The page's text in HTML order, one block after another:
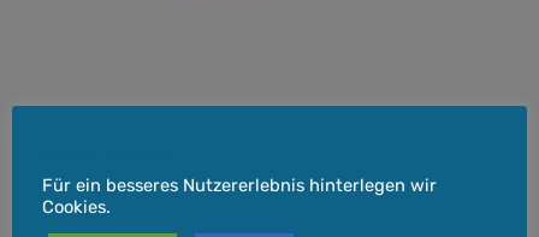
Comics!
Für ein besseres Nutzererlebnis hinterlegen wir
Cookies.